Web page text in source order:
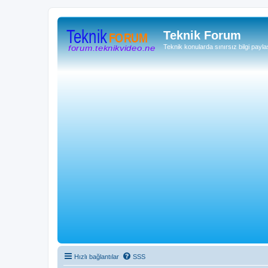
Teknik Forum
Teknik konularda sınırsız bilgi
Hızlı bağlantılar SSS